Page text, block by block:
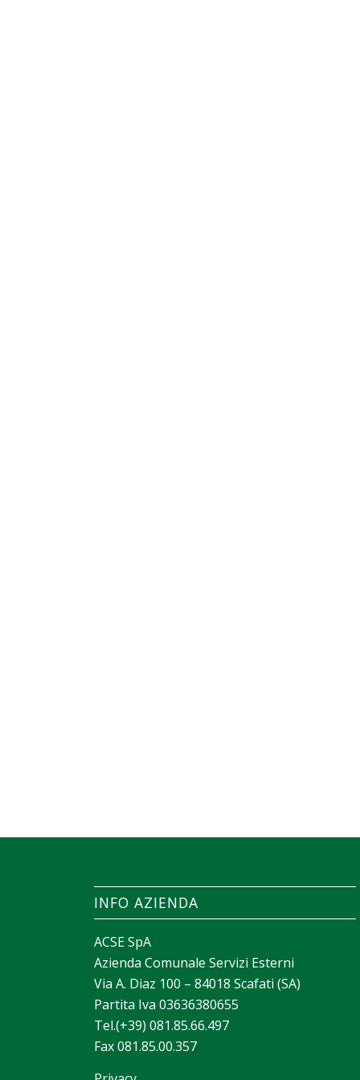
INFO AZIENDA
ACSE SpA
Azienda Comunale Servizi Esterni
Via A. Diaz 100 – 84018 Scafati (SA)
Partita Iva 03636380655
Tel.(+39) 081.85.66.497
Fax 081.85.00.357